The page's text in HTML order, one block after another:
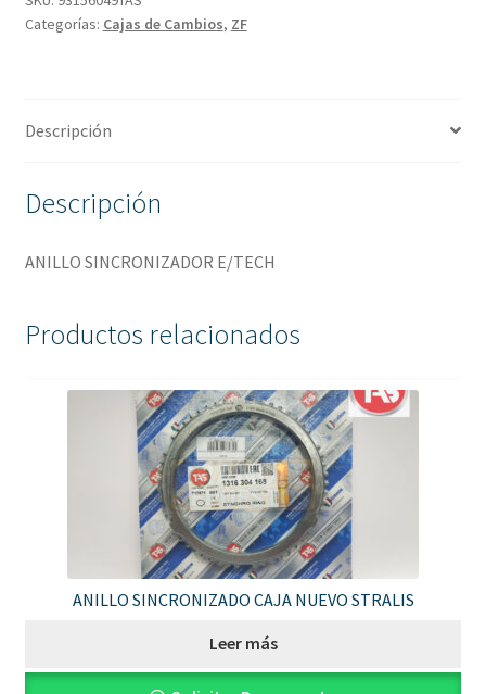
Categorías: Cajas de Cambios, ZF
Descripción
Descripción
ANILLO SINCRONIZADOR E/TECH
Productos relacionados
ANILLO SINCRONIZADO CAJA NUEVO STRALIS
Leer más